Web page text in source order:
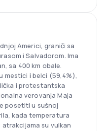
Americi, graniči sa
i Salvadorom. Ima
sa 400 km obale.
mestici i belci (59,4%),
i protestantska
verovanja Maja
posetiti u sušnoj
kada temperatura
atrakcijama su vulkan